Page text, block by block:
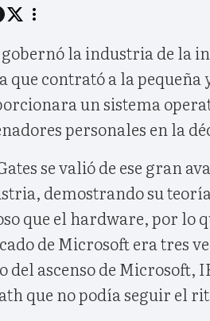
la industria de la
que contrató a la
un sistema
personales en la
se valió de ese gran
demostrando su
que el hardware, por lo
de Microsoft era tres
del ascenso de Microsoft,
que no podía seguir el